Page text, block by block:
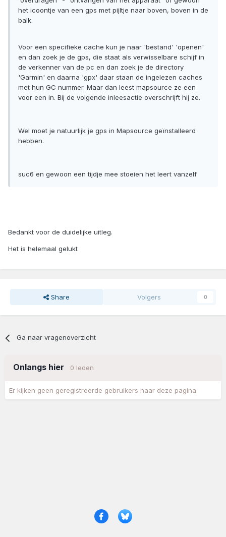
het icoontje van een gps met pijltje naar boven, boven in de
balk.
Voor een specifieke cache kun je naar 'bestand' 'openen'
en dan zoek je de gps, die staat als verwisselbare schijf in
de verkenner van de pc en dan zoek je de directory
'Garmin' en daarna 'gpx' daar staan de ingelezen caches
met hun GC nummer. Maar dan leest mapsource ze een
voor een in. Bij de volgende inleesactie overschrijft hij ze.
Wel moet je natuurlijk je gps in Mapsource geïnstalleerd
hebben.
suc6 en gewoon een tijdje mee stoeien het leert vanzelf
Bedankt voor de duidelijke uitleg.
Het is helemaal gelukt
Share Volgers 0
Ga naar vragenoverzicht
Onlangs hier 0 leden
Er kijken geen geregistreerde gebruikers naar deze pagina.